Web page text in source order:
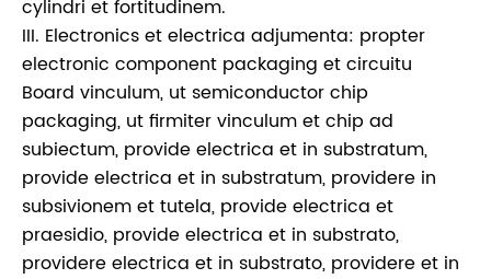
cylindri et fortitudinem.
III. Electronics et electrica adjumenta: propter
electronic component packaging et circuitu
Board vinculum, ut semiconductor chip
packaging, ut firmiter vinculum et chip ad
subiectum, provide electrica et in substratum,
provide electrica et in substratum, providere in
subsivionem et tutela, provide electrica et
praesidio, provide electrica et in substrato,
providere electrica et in substrato, providere et in